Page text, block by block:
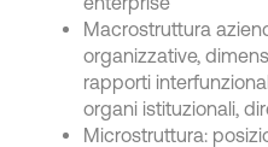
Macrostruttura
organizzative,
rapporti
organi istituzionali,
Microstruttura: